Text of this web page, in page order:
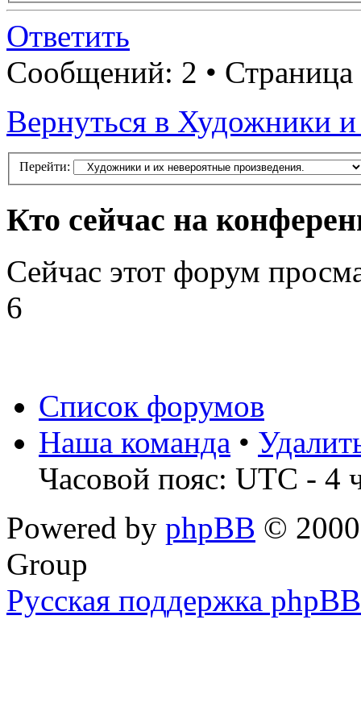
Ответить
Сообщений: 2 • Страница
Вернуться в Художники
Перейти:
Кто сейчас на
Сейчас этот форум
6
Список форумов
Наша команда •
Часовой пояс: UTC - 4
Powered by phpBB ©
Group
Русская поддержка phpBB